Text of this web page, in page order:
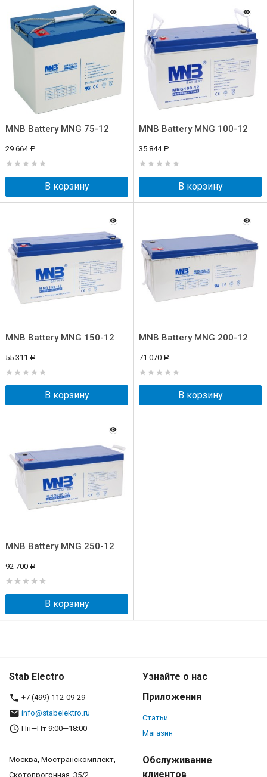
MNB Battery MNG 75-12
29 664 Р
В корзину
MNB Battery MNG 100-12
35 844 Р
В корзину
MNB Battery MNG 150-12
55 311 Р
В корзину
MNB Battery MNG 200-12
71 070 Р
В корзину
MNB Battery MNG 250-12
92 700 Р
В корзину
Stab Electro
+7 (499) 112-09-29
info@stabelektro.ru
Пн—Пт 9:00—18:00
Москва, Мостранскомплект,
Скотопрогонная, 35/2
Узнайте о нас
Приложения
Статьи
Магазин
Обслуживание
клиентов